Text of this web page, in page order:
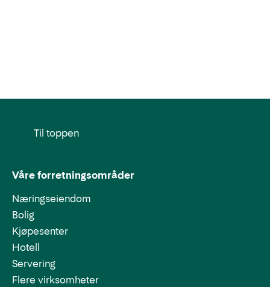
Til toppen
Våre forretningsområder
Næringseiendom
Bolig
Kjøpesenter
Hotell
Servering
Flere virksomheter